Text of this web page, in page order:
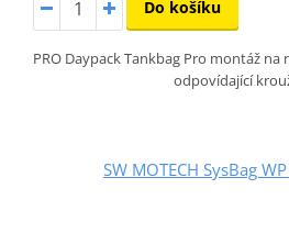
Do košíku
PRO Daypack Tankbag Pro montáž
odpovídající
SW MOTECH SysBag